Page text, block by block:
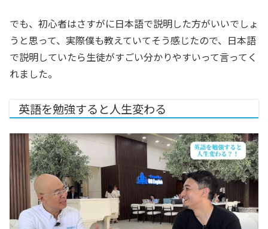
でも、初心者はさすがに日本語で説明した方がいいでしょ
うと思って、実際僕も教えていてそう感じたので、日本語
で説明していたら生徒がすごい分かりやすいって言ってく
れました。
英語を勉強すると人生変わる